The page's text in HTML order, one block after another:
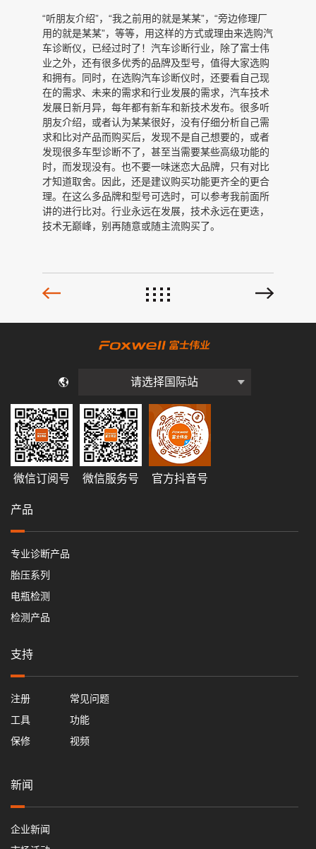
“听朋友介绍”，“我之前用的就是某某”，“旁边修理厂
用的就是某某”，等等，用这样的方式或理由来选购汽
车诊断仪，已经过时了！汽车诊断行业，除了富士伟
业之外，还有很多优秀的品牌及型号，值得大家选购
和拥有。同时，在选购汽车诊断仪时，还要看自己现
在的需求、未来的需求和行业发展的需求，汽车技术
发展日新月异，每年都有新车和新技术发布。很多听
朋友介绍，或者认为某某很好，没有仔细分析自己需
求和比对产品而购买后，发现不是自己想要的，或者
发现很多车型诊断不了，甚至当需要某些高级功能的
时，而发现没有。也不要一味迷恋大品牌，只有对比
才知道取舍。因此，还是建议购买功能更齐全的更合
理。在这么多品牌和型号可选时，可以参考我前面所
讲的进行比对。行业永远在发展，技术永远在更迭，
技术无巅峰，别再随意或随主流购买了。
请选择国际站
微信订阅号 微信服务号 官方抖音号
产品
专业诊断产品
胎压系列
电瓶检测
检测产品
支持
注册
工具
保修
常见问题
功能
视频
新闻
企业新闻